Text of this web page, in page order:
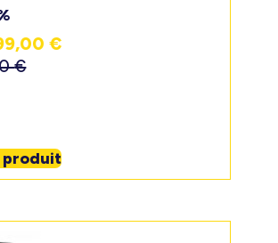
€
€
produit